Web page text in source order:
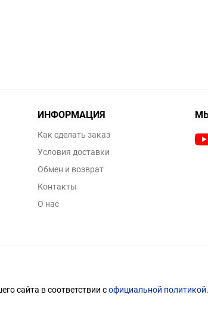
ИНФОРМАЦИЯ
Как сделать заказ
Условия доставки
Обмен и возврат
Контакты
О нас
сайта в соответствии софициальной политикой